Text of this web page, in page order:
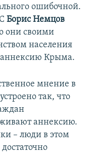
ошибочной.
Борис Немцов
они своими
населения
аннексию Крыма.
мнение в
так, что
аннексию.
– люди в этом